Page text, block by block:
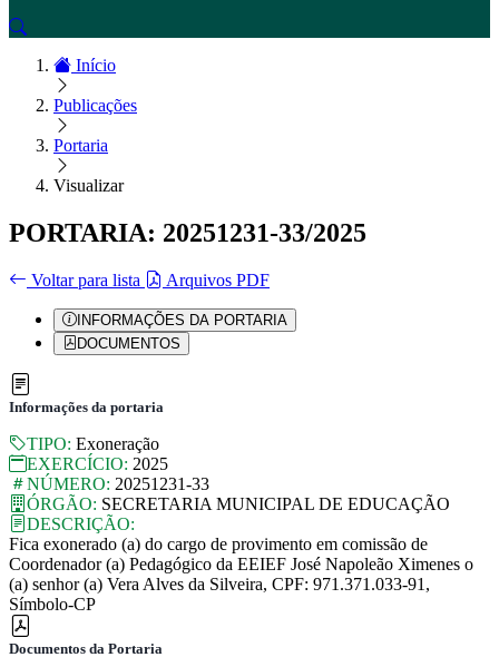
Início
Publicações
Portaria
Visualizar
PORTARIA: 20251231-33/2025
Voltar para lista Arquivos PDF
INFORMAÇÕES DA PORTARIA
DOCUMENTOS
Informações da portaria
TIPO: Exoneração
EXERCÍCIO: 2025
NÚMERO: 20251231-33
ÓRGÃO: SECRETARIA MUNICIPAL DE EDUCAÇÃO
DESCRIÇÃO:
Fica exonerado (a) do cargo de provimento em comissão de
Coordenador (a) Pedagógico da EEIEF José Napoleão Ximenes o
(a) senhor (a) Vera Alves da Silveira, CPF: 971.371.033-91,
Símbolo-CP
Documentos da Portaria